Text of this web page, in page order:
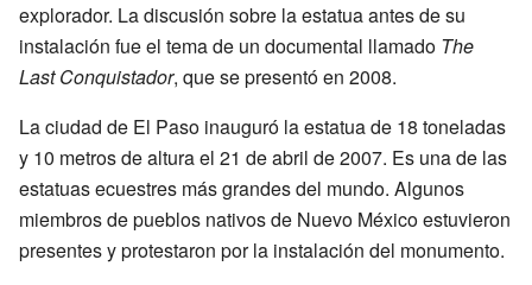
explorador. La discusión sobre la estatua antes de su
instalación fue el tema de un documental llamado The
Last Conquistador, que se presentó en 2008.
La ciudad de El Paso inauguró la estatua de 18 toneladas
y 10 metros de altura el 21 de abril de 2007. Es una de las
estatuas ecuestres más grandes del mundo. Algunos
miembros de pueblos nativos de Nuevo México estuvieron
presentes y protestaron por la instalación del monumento.